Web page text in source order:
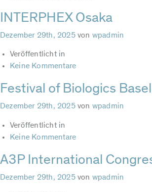
Milano
2026
INTERPHEX Osaka
Dezember 29th, 2025 von wpadmin
Veröffentlicht in
Keine Kommentare
Festival of Biologics
Dezember 29th, 2025 von wpadmin
Veröffentlicht in
Keine Kommentare
A3P International
Dezember 29th, 2025 von wpadmin